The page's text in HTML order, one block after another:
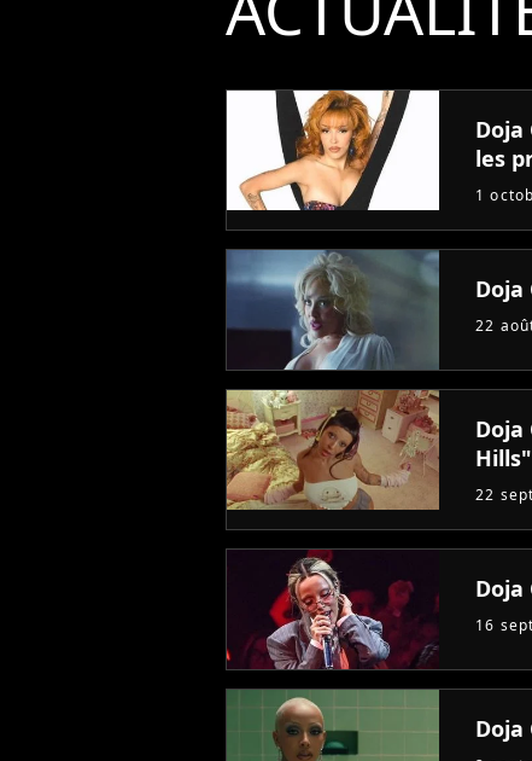
Doja
les
1
22
Doja
Hills"
22
Doja
16
Doja